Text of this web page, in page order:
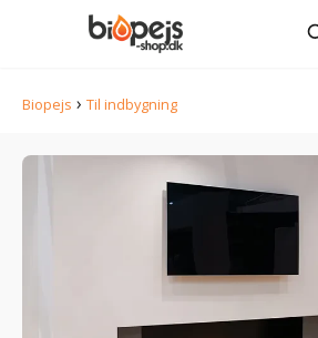
Biopejs › Til indbygning